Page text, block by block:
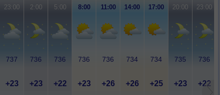
23:00 2:00 5:00 8:00 11:00 14:00 17:00 20:00 23:00
737 736 736 736 736 734 734 735 736
+23 +23 +22 +23 +26 +26 +25 +23 +22